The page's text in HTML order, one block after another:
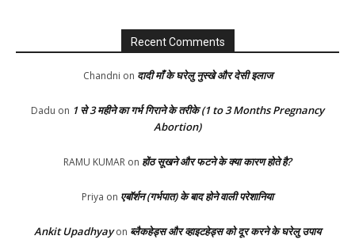
Recent Comments
Chandni on दादी माँ के घरेलु नुस्खे और देसी इलाज
Dadu on 1 से 3 महीने का गर्भ गिराने के तरीके (1 to 3 Months Pregnancy
Abortion)
RAMU KUMAR on होंठ सूखने और फटने के क्या कारण होते है?
Priya on एबॉर्शन (गर्भपात) के बाद होने वाली परेशानिया
Ankit Upadhyayon ब्लैकहेड्स और व्हाइटहेड्स को दूर करने के घरेलु उपाय